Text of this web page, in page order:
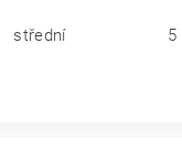
střední 5